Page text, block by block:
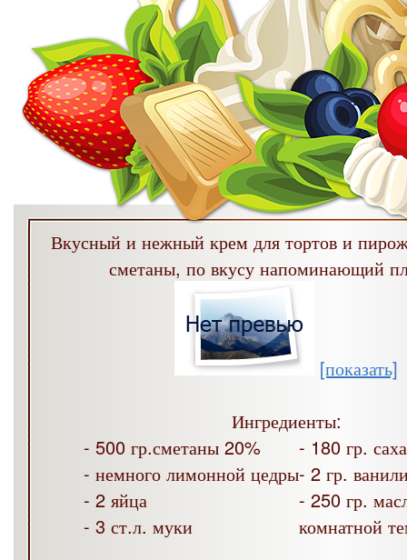
Вкусный и нежный крем для тортов и
сметаны, по вкусу напоминающий
[показать]
Ингредиенты:
- 500 гр.сметаны 20%
- немного лимонной цедры
- 2 яйца
- 3 ст.л. муки
- 180 гр.
- 2 гр.
- 250 гр.
комнатной